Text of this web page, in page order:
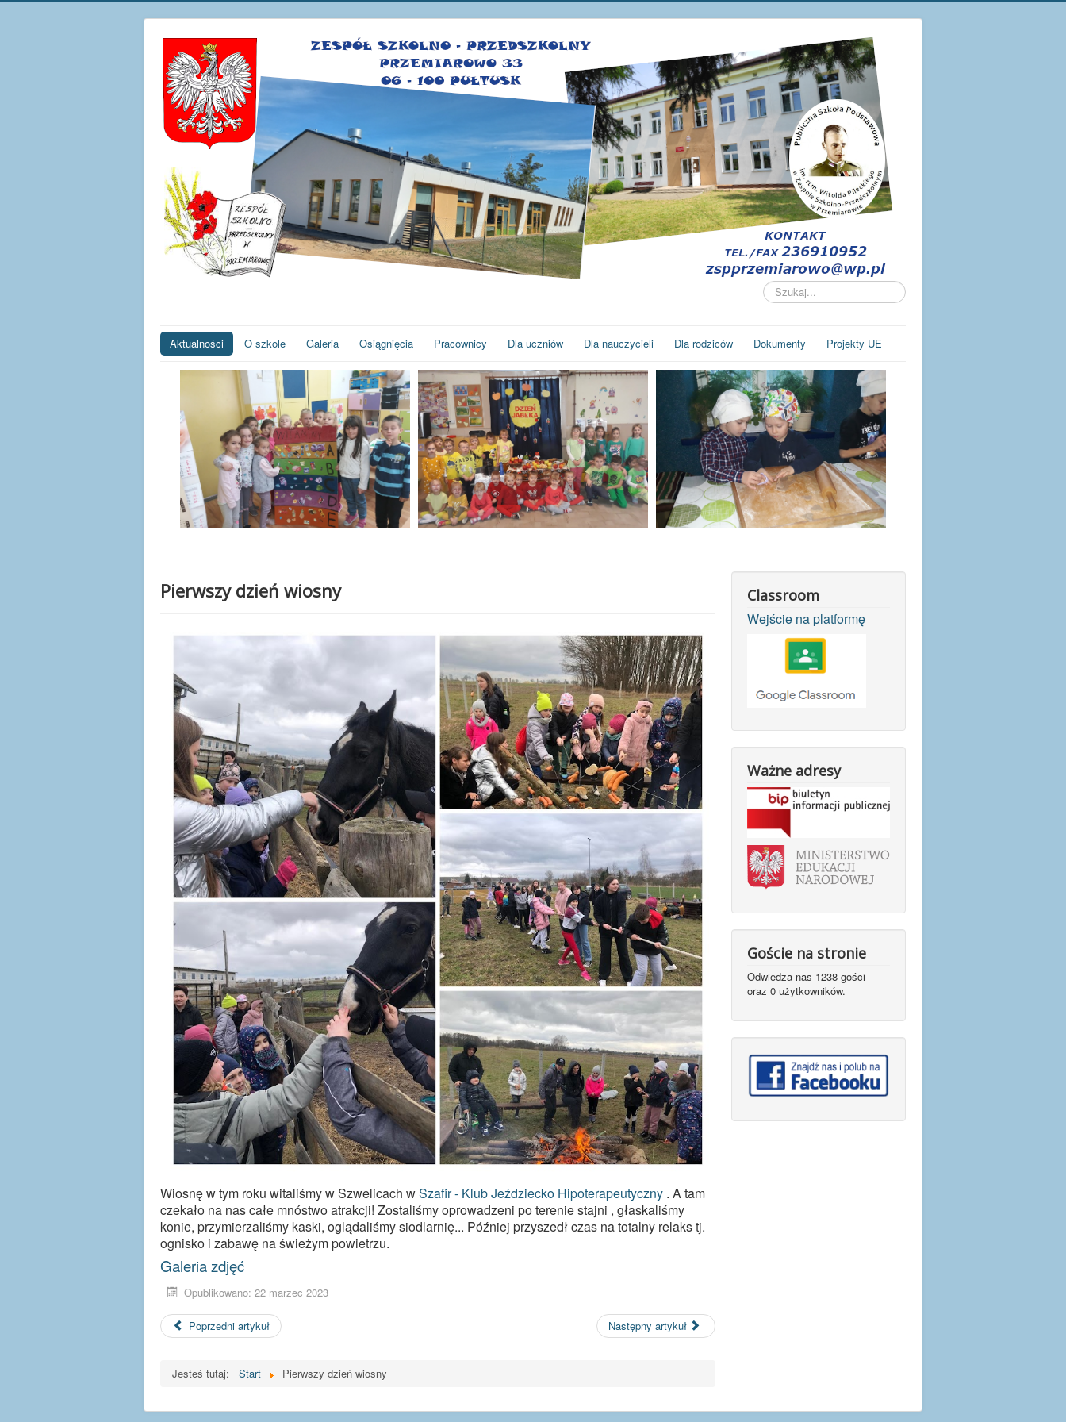
Szukaj...
Aktualności O szkole Galeria Osiągnięcia Pracownicy Dla uczniów Dla nauczycieli Dla rodziców Dokumenty Projekty UE
Pierwszy dzień wiosny
Wiosnę w tym roku witaliśmy w Szwelicach wSzafir - Klub Jeździecko Hipoterapeutyczny . A tam
czekało na nas całe mnóstwo atrakcji! Zostaliśmy oprowadzeni po terenie stajni , głaskaliśmy
konie, przymierzaliśmy kaski, oglądaliśmy siodlarnię... Później przyszedł czas na totalny relaks tj.
ognisko i zabawę na świeżym powietrzu.
Galeria zdjęć
Opublikowano: 22 marzec 2023
Poprzedni artykuł Następny artykuł
Jesteś tutaj: Start Pierwszy dzień wiosny
Classroom
Wejście na platformę
Ważne adresy
Goście na stronie
Odwiedza nas 1238 gości
oraz 0 użytkowników.